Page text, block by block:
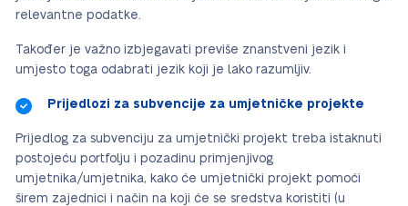
relevantne podatke.
Također je važno izbjegavati previše znanstveni jezik i
umjesto toga odabrati jezik koji je lako razumljiv.
Prijedlozi za subvencije za umjetničke projekte
Prijedlog za subvenciju za umjetnički projekt treba istaknuti
postojeću portfolju i pozadinu primjenjivog
umjetnika/umjetnika, kako će umjetnički projekt pomoći
širem zajednici i način na koji će se sredstva koristiti (u